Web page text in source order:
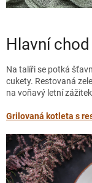
Hlavní chod
Na talíři se potká
cukety. Restovaná
na voňavý letní
Grilovaná kotleta s